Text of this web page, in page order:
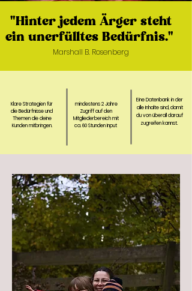
"Hinter jedem Ärger steht
ein unerfülltes Bedürfnis."
Marshall B. Rosenberg
mindestens 2 Jahre
Zugriff auf den
Mitgliederbereich mit
ca. 60 Stunden Input
Eine Datenbank in der
alle Inhalte sind, damit
du von überall darauf
zugreifen kannst.
Klare Strategien für
die Bedürfnisse und
Themen die deine
Kunden mitbringen.